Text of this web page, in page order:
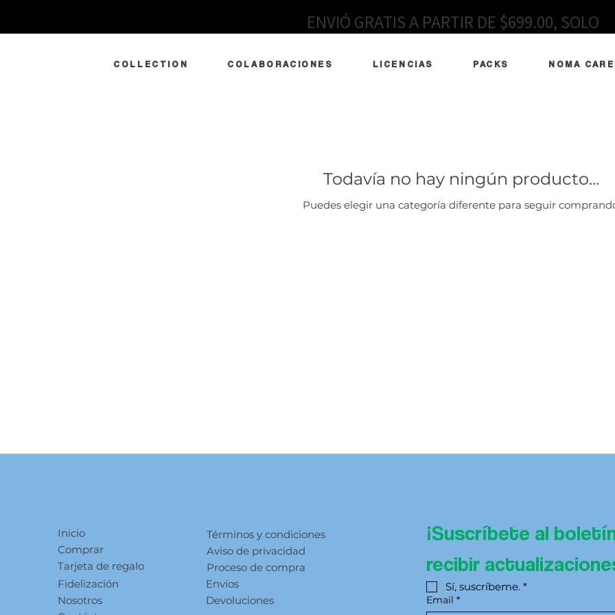
ENVIÓ GRATIS A PARTIR DE $699.00, SOLO
COLLECTION COLABORACIONES LICENCIAS PACKS NOMA CARE
Todavía no hay ningún producto...
Puedes elegir una categoría diferente para seguir
Inicio
Comprar
Tarjeta de regalo
Fidelización
Nosotros
Términos y condiciones
Aviso de privacidad
Proceso de compra
Envíos
Devoluciones
¡Suscríbete al
recibir
Sí, suscríbeme. *
Email *